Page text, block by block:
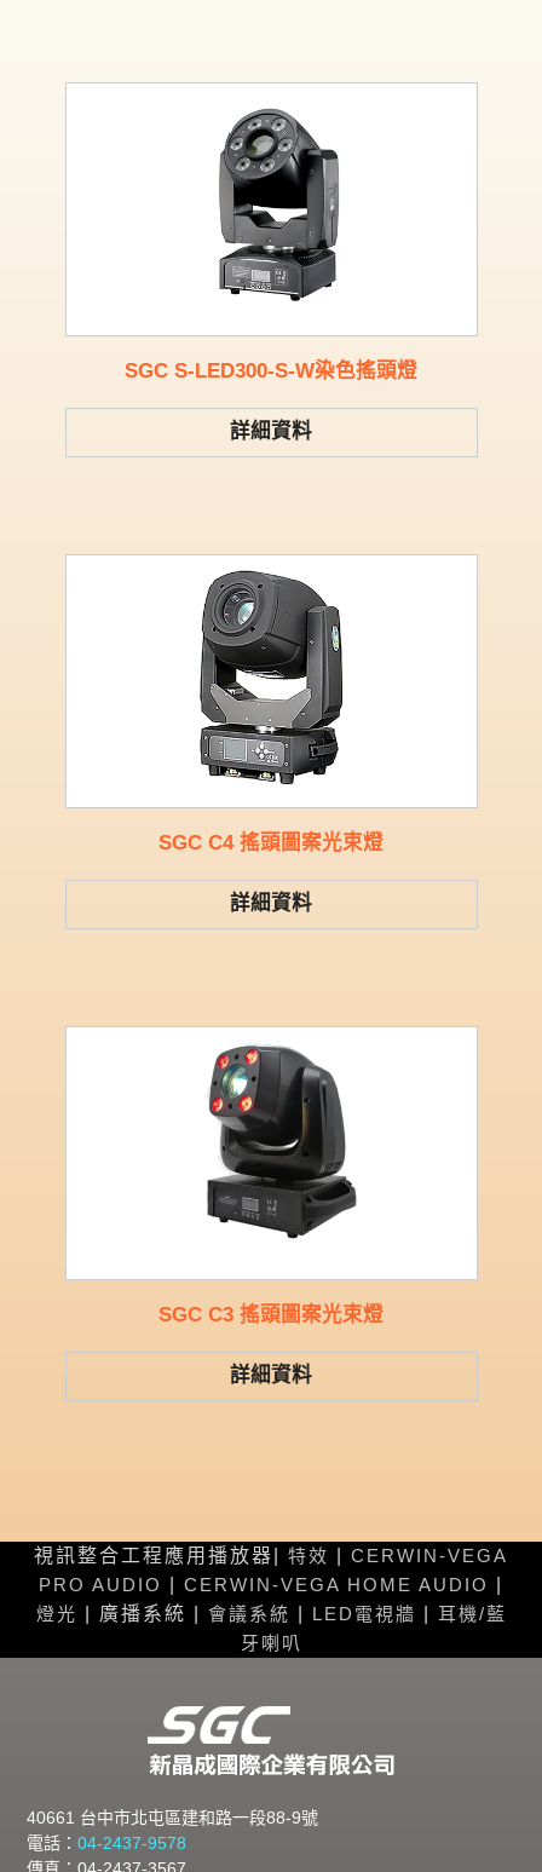
SGC S-LED300-S-W染色搖頭燈
詳細資料
SGC C4 搖頭圖案光束燈
詳細資料
SGC C3 搖頭圖案光束燈
詳細資料
視訊整合工程應用播放器| 特效
CERWIN-VEGA
PRO AUDIO
CERWIN-VEGA HOME AUDIO
燈光 | 廣播系統 | 會議系統 LED電視牆
耳機/藍
牙喇叭
40661 台中市北屯區建和路一段88-9號
電話：04-2437-9578
傳真：04-2437-3567